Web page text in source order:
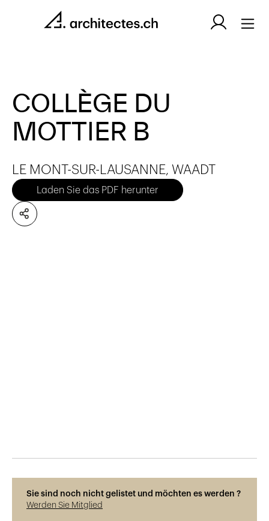
COLLÈGE DU
MOTTIER B
LE MONT-SUR-LAUSANNE, WAADT
Laden Sie das PDF herunter
Sie sind noch nicht gelistet und möchten es werden ?
Werden Sie Mitglied